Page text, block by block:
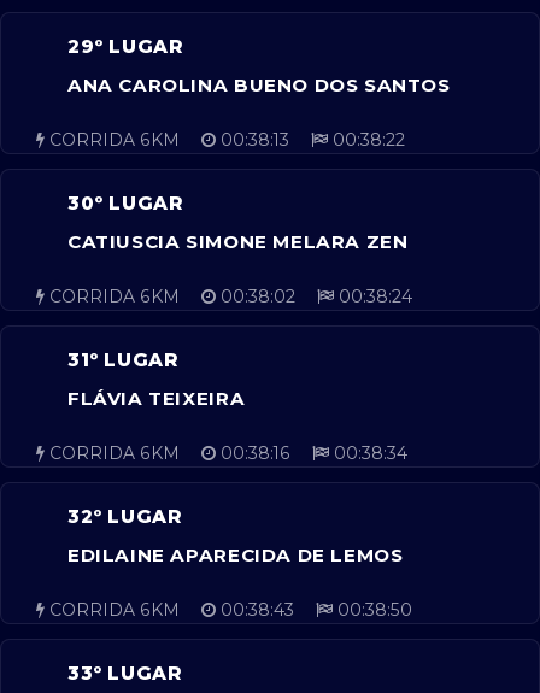
29º LUGAR
ANA CAROLINA BUENO DOS SANTOS
CORRIDA 6KM 00:38:13 00:38:22
30º LUGAR
CATIUSCIA SIMONE MELARA ZEN
CORRIDA 6KM 00:38:02 00:38:24
31º LUGAR
FLÁVIA TEIXEIRA
CORRIDA 6KM 00:38:16 00:38:34
32º LUGAR
EDILAINE APARECIDA DE LEMOS
CORRIDA 6KM 00:38:43 00:38:50
33º LUGAR